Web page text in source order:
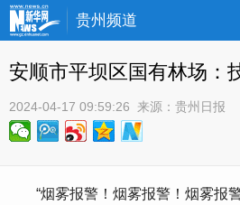
贵州频道
安顺市平坝区国有林场：
2024-04-17 09:59:26 来源： 贵州日报
“烟雾报警！烟雾报警！烟雾报警